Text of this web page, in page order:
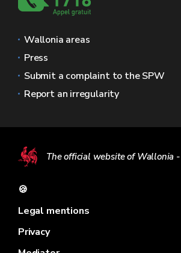
Wallonia areas
Press
Submit a complaint to the SPW
Report an irregularity
The official website of Wallonia
🍪
Legal mentions
Privacy